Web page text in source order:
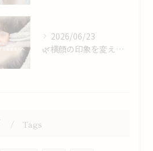
2026/06/23
🌿横顔の印象を変える、もみあげケア🌿.∘
Tags